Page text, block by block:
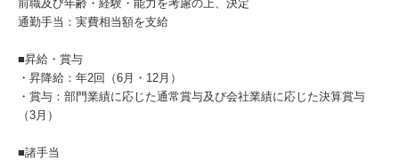
前職及び年齢・経験・能力を考慮の上、決定
通勤手当：実費相当額を支給
■昇給・賞与
・昇降給：年2回（6月・12月）
・賞与：部門業績に応じた通常賞与及び会社業績に応じた決算賞与
（3月）
■諸手当